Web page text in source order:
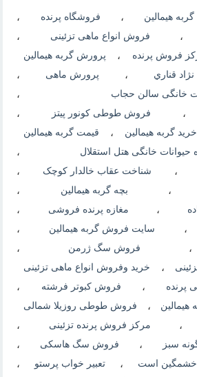
هیمالین ، فروشگاه پرنده ،
، فروش انواع ماهی تزئینی ،
فروش پرنده ، پرورش گربه هیمالین
قناري ، پرورش ماهی ،
خانگی سالن حجاب ،
، فروش طوطی کونور پیتز ،
خرید گربه هیمالین ، قیمت گربه هیمالین
حیوانات خانگی هتل استقلال ،
، شناخت عقاب خالدار کوچک ،
، بچه گربه هیمالین ،
، مغازه پرنده فروشی ،
سایت فروش گربه هیمالین ،
، فروش سگ ژرمن ،
، خرید وفروش انواع ماهی تزئینی
پرنده ، فروش کبوتر فرشته ،
هیمالین ، فروش طوطی روزیلا شمالی
مرکز فروش پرنده تزئینی ،
سبز ، فروش سگ هاسکی ،
خشمگین است ، تعبیر خواب پرستو ،